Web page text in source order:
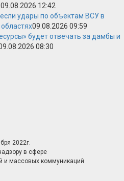
09.08.2026 12:42
удары по объектам ВСУ в
09.08.2026 09:59
будет отвечать за дамбы и
08:30
2022г.
в сфере
и массовых коммуникаций